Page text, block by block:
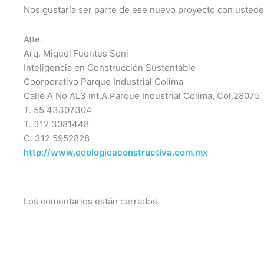
Nos gustaría ser parte de ese nuevo proyecto con
Atte.
Arq. Miguel Fuentes Soni
Inteligencia en Construcción Sustentable
Coorporativo Parque Industrial Colima
Calle A No AL3 Int.A Parque Industrial Colima, Col.28075
T. 55 43307304
T. 312 3081448
C. 312 5952828
http://www.ecologicaconstructiva.com.mx
Los comentarios están cerrados.